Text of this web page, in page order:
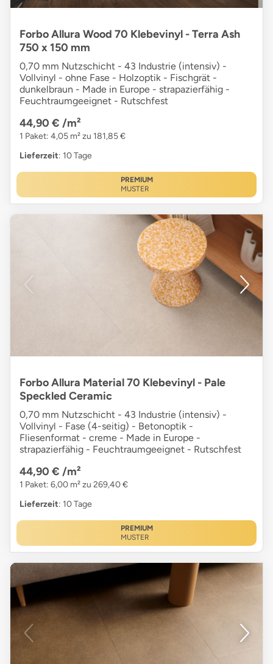
Forbo Allura Wood 70 Klebevinyl - Terra Ash
750 x 150 mm
0,70 mm Nutzschicht - 43 Industrie (intensiv) -
Vollvinyl - ohne Fase - Holzoptik - Fischgrät -
dunkelbraun - Made in Europe - strapazierfähig -
Feuchtraumgeeignet - Rutschfest
44,90 € /m²
1 Paket: 4,05 m² zu 181,85 €
Lieferzeit: 10 Tage
PREMIUM
MUSTER
Forbo Allura Material 70 Klebevinyl - Pale
Speckled Ceramic
0,70 mm Nutzschicht - 43 Industrie (intensiv) -
Vollvinyl - Fase (4-seitig) - Betonoptik -
Fliesenformat - creme - Made in Europe -
strapazierfähig - Feuchtraumgeeignet - Rutschfest
44,90 € /m²
1 Paket: 6,00 m² zu 269,40 €
Lieferzeit: 10 Tage
PREMIUM
MUSTER